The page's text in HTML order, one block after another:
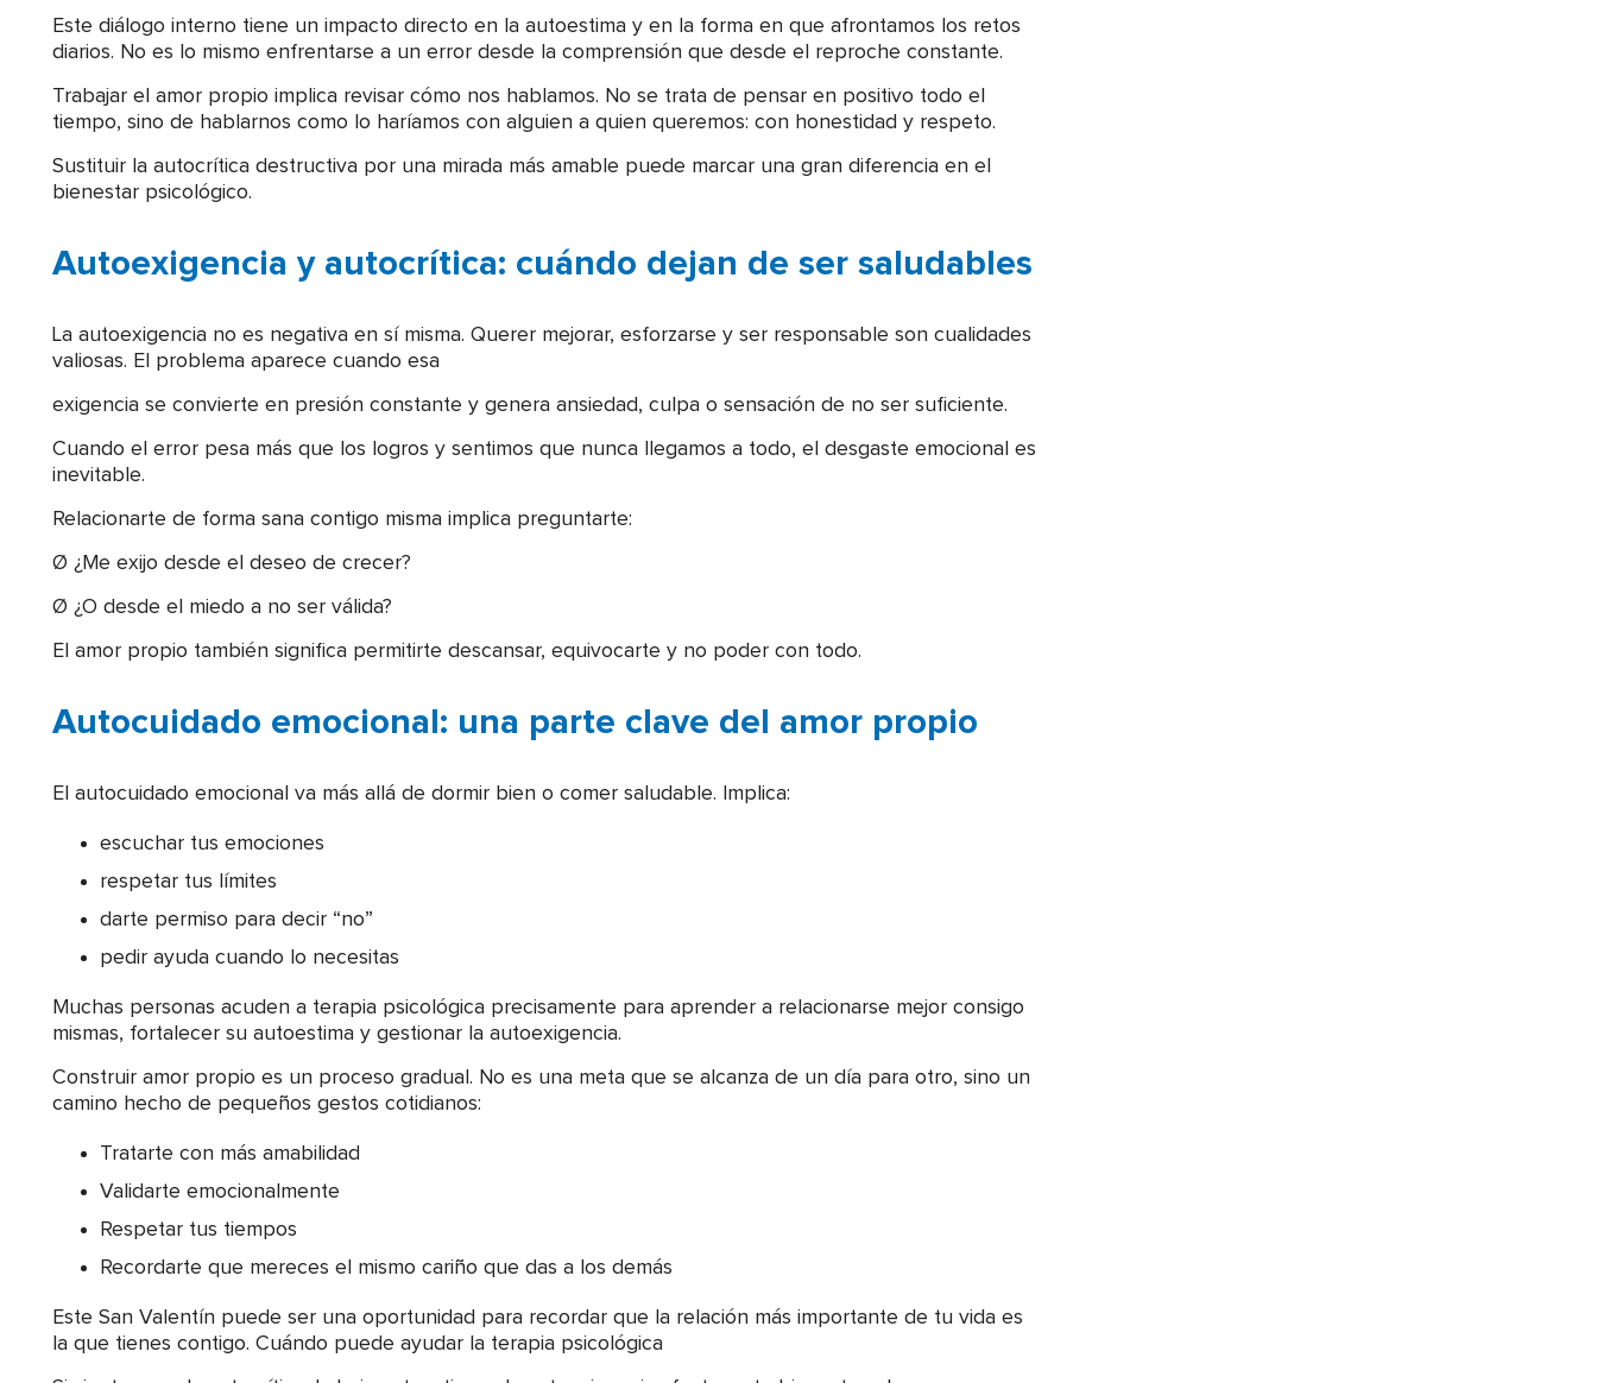
Este diálogo interno tiene un impacto directo en la autoestima y en la forma en que afrontamos los retos
diarios. No es lo mismo enfrentarse a un error desde la comprensión que desde el reproche constante.
Trabajar el amor propio implica revisar cómo nos hablamos. No se trata de pensar en positivo todo el
tiempo, sino de hablarnos como lo haríamos con alguien a quien queremos: con honestidad y respeto.
Sustituir la autocrítica destructiva por una mirada más amable puede marcar una gran diferencia en el
bienestar psicológico.
Autoexigencia y autocrítica: cuándo dejan de ser saludables
La autoexigencia no es negativa en sí misma. Querer mejorar, esforzarse y ser responsable son cualidades
valiosas. El problema aparece cuando esa
exigencia se convierte en presión constante y genera ansiedad, culpa o sensación de no ser suficiente.
Cuando el error pesa más que los logros y sentimos que nunca llegamos a todo, el desgaste emocional es
inevitable.
Relacionarte de forma sana contigo misma implica preguntarte:
Ø ¿Me exijo desde el deseo de crecer?
Ø ¿O desde el miedo a no ser válida?
El amor propio también significa permitirte descansar, equivocarte y no poder con todo.
Autocuidado emocional: una parte clave del amor propio
El autocuidado emocional va más allá de dormir bien o comer saludable. Implica:
escuchar tus emociones
respetar tus límites
darte permiso para decir “no”
pedir ayuda cuando lo necesitas
Muchas personas acuden a terapia psicológica precisamente para aprender a relacionarse mejor consigo
mismas, fortalecer su autoestima y gestionar la autoexigencia.
Construir amor propio es un proceso gradual. No es una meta que se alcanza de un día para otro, sino un
camino hecho de pequeños gestos cotidianos:
Tratarte con más amabilidad
Validarte emocionalmente
Respetar tus tiempos
Recordarte que mereces el mismo cariño que das a los demás
Este San Valentín puede ser una oportunidad para recordar que la relación más importante de tu vida es
la que tienes contigo. Cuándo puede ayudar la terapia psicológica